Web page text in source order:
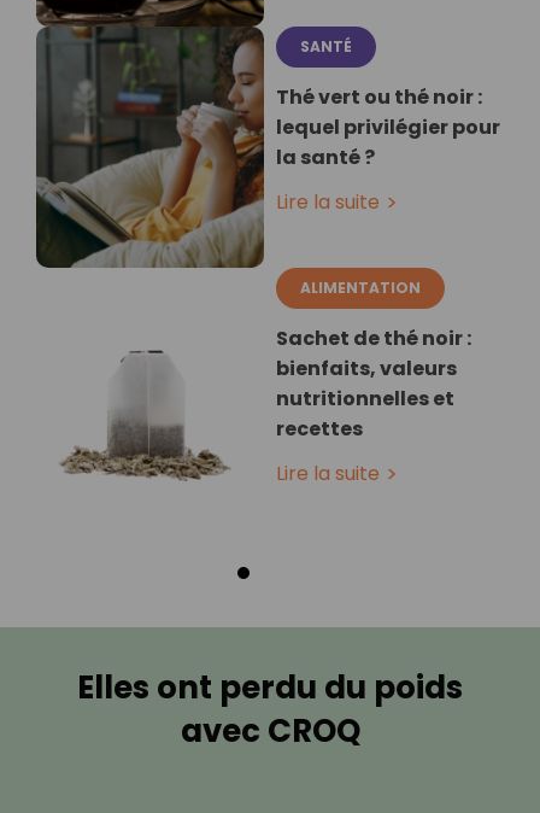
SANTÉ
Thé vert ou thé noir :
lequel privilégier pour
la santé ?
Lire la suite
ALIMENTATION
Sachet de thé noir :
bienfaits, valeurs
nutritionnelles et
recettes
Lire la suite
Elles ont perdu du poids
avec CROQ